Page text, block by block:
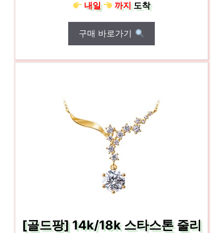
내일
까지도착
구매 바로가기
[골드팡] 14k/18k 스타스톤 줄리